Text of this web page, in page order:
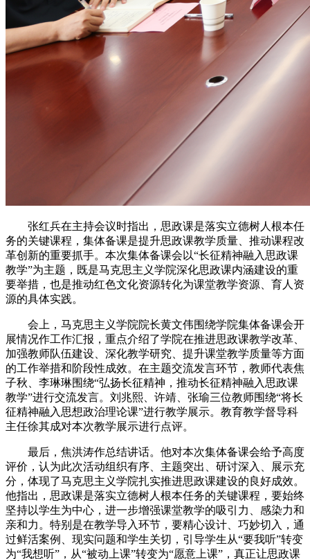
张红兵在主持会议时指出，思政课是落实立德树人根本任
务的关键课程，集体备课是提升思政课教学质量、推动课程改
革创新的重要抓手。本次集体备课会以“长征精神融入思政课
教学”为主题，既是马克思主义学院深化思政课内涵建设的重
要举措，也是推动红色文化资源转化为课堂教学资源、育人资
源的具体实践。
会上，马克思主义学院院长黄文伟围绕学院集体备课会开
展情况作工作汇报，重点介绍了学院在推进思政课教学改革、
加强教师队伍建设、深化教学研究、提升课堂教学质量等方面
的工作举措和阶段性成效。在主题交流发言环节，教师代表焦
子秋、李琳琳围绕“弘扬长征精神，推动长征精神融入思政课
教学”进行交流发言。刘兆熙、许靖、张瑜三位教师围绕“将长
征精神融入思想政治理论课”进行教学展示。教育教学督导科
主任徐其成对本次教学展示进行点评。
最后，焦洪涛作总结讲话。他对本次集体备课会给予高度
评价，认为此次活动组织有序、主题突出、研讨深入、展示充
分，体现了马克思主义学院扎实推进思政课建设的良好成效。
他指出，思政课是落实立德树人根本任务的关键课程，要始终
坚持以学生为中心，进一步增强课堂教学的吸引力、感染力和
亲和力。特别是在教学导入环节，要精心设计、巧妙切入，通
过鲜活案例、现实问题和学生关切，引导学生从“要我听”转变
为“我想听”，从“被动上课”转变为“愿意上课”，真正让思政课